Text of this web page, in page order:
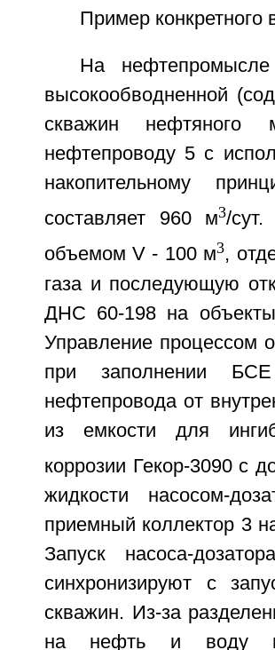
Пример конкретного
На нефтепромысле
высокообводненной
скважин нефтяного
нефтепроводу 5 с
накопительному
составляет 960 м3/
объемом V - 100 м3,
газа и последующую
ДНС 60-198 на объекты
Управление процессом
при заполнении
нефтепровода от
из емкости для
коррозии Гекор-3090 с
жидкости насосом-
приемный коллектор 3
Запуск насоса-
синхронизируют с
скважин. Из-за
на нефть и воду